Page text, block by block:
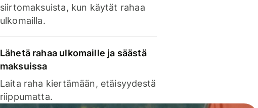
siirtomaksuista, kun käytät rahaa
ulkomailla.
Lähetä rahaa ulkomaille ja säästä
maksuissa
Laita raha kiertämään, etäisyydestä
riippumatta.